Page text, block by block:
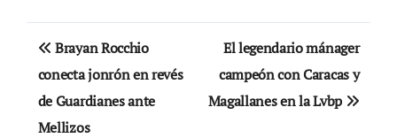
Navegación
de
entradas
Brayan Rocchio
conecta jonrón en revés
de Guardianes ante
Mellizos
El legendario mánager
campeón con Caracas y
Magallanes en la Lvbp